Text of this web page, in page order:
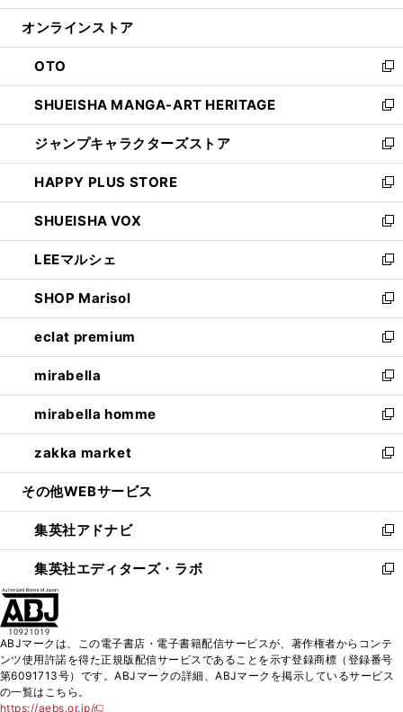
開
ン
ウ
で
開
く
ウ
ン
ド
ウ
で
開
く
オンラインストア
OTO
新
し
い
ウ
ィ
ン
ド
ウ
で
開
く
SHUEISHA MANGA-ART HERITAGE
新
し
い
ウ
ィ
ン
ド
ウ
で
開
く
ジャンプキャラクターズストア
新
し
い
ウ
ィ
ン
ド
ウ
で
開
く
HAPPY PLUS STORE
新
し
い
ウ
ィ
ン
ド
ウ
で
開
く
SHUEISHA VOX
新
し
い
ウ
ィ
ン
ド
ウ
で
開
く
LEEマルシェ
新
し
い
ウ
ィ
ン
ド
ウ
で
開
く
SHOP Marisol
新
し
い
ウ
ィ
ン
ド
ウ
で
開
eclat premium
新
し
い
ウ
ィ
ン
ド
ウ
開
く
mirabella
新
し
い
ウ
ィ
ン
ウ
で
開
く
mirabella homme
新
し
い
ウ
ン
ド
ウ
で
zakka market
新
し
ウ
ィ
ン
ド
く
その他WEBサービス
集英社アドナビ
新
し
い
ド
ウ
で
集英社エディターズ・ラボ
新
ィ
ン
ド
ABJマークは、この電子書店・電子書籍配信サービスが、著作権者からコンテ
ンツ使用許諾を得た正規版配信サービスであることを示す登録商標（登録番号
第6091713号）です。ABJマークの詳細、ABJマークを掲示しているサービス
の一覧はこちら。
https://aebs.or.jp/